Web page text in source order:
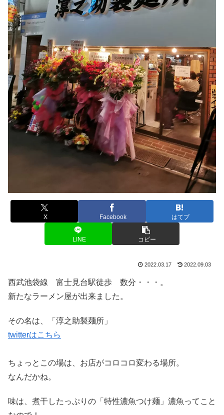
X Facebook はてブ
LINE コピー
2022.03.17 2022.09.03
西武池袋線 富士見台駅徒歩 数分・・・。
新たなラーメン屋が出来ました。
その名は、「淳之助製麺所」
twitterはこちら
ちょっとこの場は、お店がコロコロ変わる場所。
なんだかね。
味は、煮干したっぷりの「特性濃魚つけ麺」濃魚ってこと